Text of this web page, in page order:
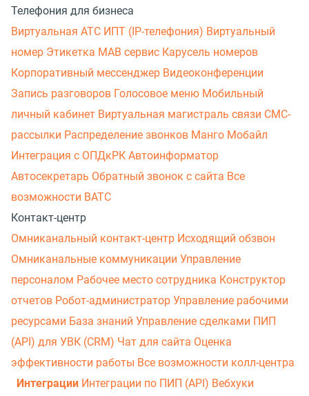
Телефония для бизнеса
Виртуальная АТС ИПТ (IP-телефония) Виртуальный
номер Этикетка МАВ сервис Карусель номеров
Корпоративный мессенджер Видеоконференции
Запись разговоров Голосовое меню Мобильный
личный кабинет Виртуальная магистраль связи СМС-
рассылки Распределение звонков Манго Мобайл
Интеграция с ОПДкРК Автоинформатор
Автосекретарь Обратный звонок с сайта Все
возможности ВАТС
Контакт-центр
Омниканальный контакт-центр Исходящий обзвон
Омниканальные коммуникации Управление
персоналом Рабочее место сотрудника Конструктор
отчетов Робот-администратор Управление рабочими
ресурсами База знаний Управление сделками ПИП
(API) для УВК (CRM) Чат для сайта Оценка
эффективности работы Все возможности колл-центра
Интеграции Интеграции по ПИП (API) Вебхуки